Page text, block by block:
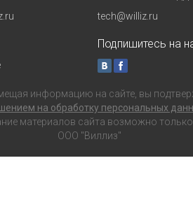
tech@williz.ru
Подпишитесь на
информацию на сайте, вы
на обработку персональных
материалов сайта возможно
ООО "Виллиз"